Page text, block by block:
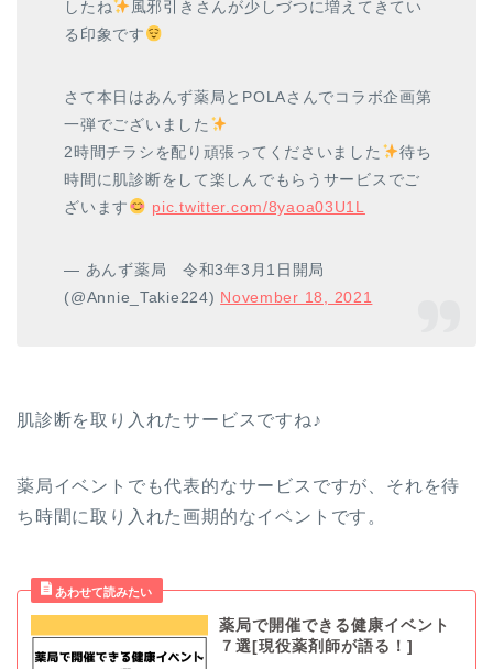
したね
風邪引きさんが少しづつに増えてきてい
る印象です
さて本日はあんず薬局とPOLAさんでコラボ企画第
一弾でございました
2時間チラシを配り頑張ってくださいました
待ち
時間に肌診断をして楽しんでもらうサービスでご
ざいます
pic.twitter.com/8yaoa03U1L
— あんず薬局 令和3年3月1日開局
(@Annie_Takie224) November 18, 2021
肌診断を取り入れたサービスですね♪
薬局イベントでも代表的なサービスですが、それを待
ち時間に取り入れた画期的なイベントです。
薬局で開催できる健康イベント
７選[現役薬剤師が語る！]